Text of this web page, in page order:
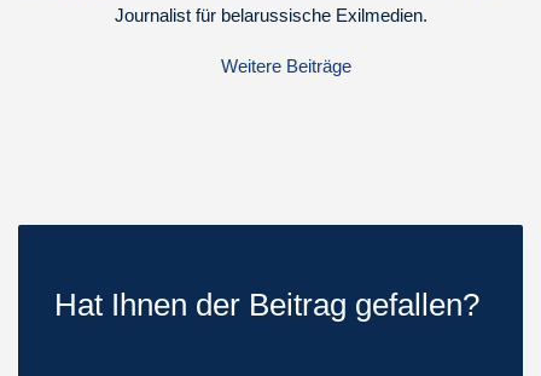
Journalist für belarussische Exilmedien.
Weitere Beiträge
Hat Ihnen der Beitrag gefallen?